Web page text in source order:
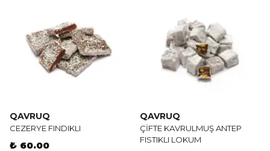
QAVRUQ
CEZERYE FINDIKLI
₺ 60.00
QAVRUQ
ÇİFTE KAVRULMUŞ ANTEP
FISTIKLI LOKUM